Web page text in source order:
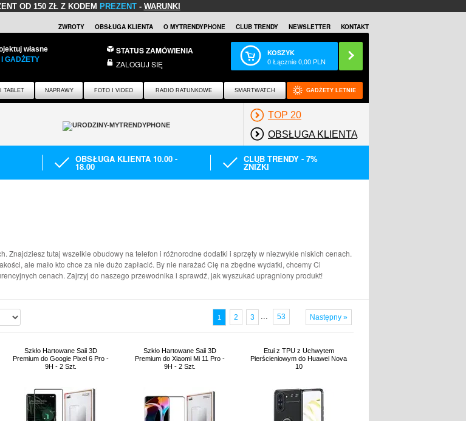
OD 150 ZŁ Z KODEM PREZENT- WARUNKI
ZWROTY OBSŁUGA KLIENTA O MYTRENDYPHONE CLUB TRENDY NEWSLETTER KONTAKT
własne
I GADŻETY
STATUS ZAMÓWIENIA
ZALOGUJ SIĘ
KOSZYK
0Łącznie0,00 PLN
I TABLET NAPRAWY FOTO I VIDEO RADIO RATUNKOWE SMARTWATCH GADŻETY LETNIE
TOP 20
OBSŁUGA KLIENTA
OBSŁUGA KLIENTA 10.00 -
18.00
CLUB TRENDY - 7%
ZNIŻKI
Znajdziesz tutaj wszelkie obudowy na telefon i różnorodne dodatki i sprzęty w niezwykle niskich cenach.
ale mało kto chce za nie dużo zapłacić. By nie narażać Cię na zbędne wydatki, chcemy Ci
cenach. Zajrzyj do naszego przewodnika i sprawdź, jak wyszukać upragniony produkt!
1 2 3 ... 53 Następny »
Szkło Hartowane Saii 3D
Premium do Google Pixel 6 Pro -
9H - 2 Szt.
Szkło Hartowane Saii 3D
Premium do Xiaomi Mi 11 Pro -
9H - 2 Szt.
Etui z TPU z Uchwytem
Pierścieniowym do Huawei Nova
10